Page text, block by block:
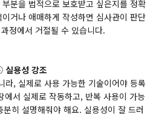
분을 법적으로 보호받고 싶은지를 정확
거나 애매하게 작성하면 심사관이 판단
정에서 거절될 수 있습니다.
용성 강조
라, 실제로 사용 가능한 기술이어야 등록
에서 실제로 작동하고, 반복 사용이 가능
히 설명해줘야 해요. 실용성이 잘 드러